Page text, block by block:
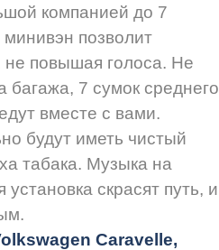
компанией до 7
позволит
повышая голоса. Не
багажа, 7 сумок среднего
вместе с вами.
будут иметь чистый
табака. Музыка на
скрасят путь, и
Caravelle,